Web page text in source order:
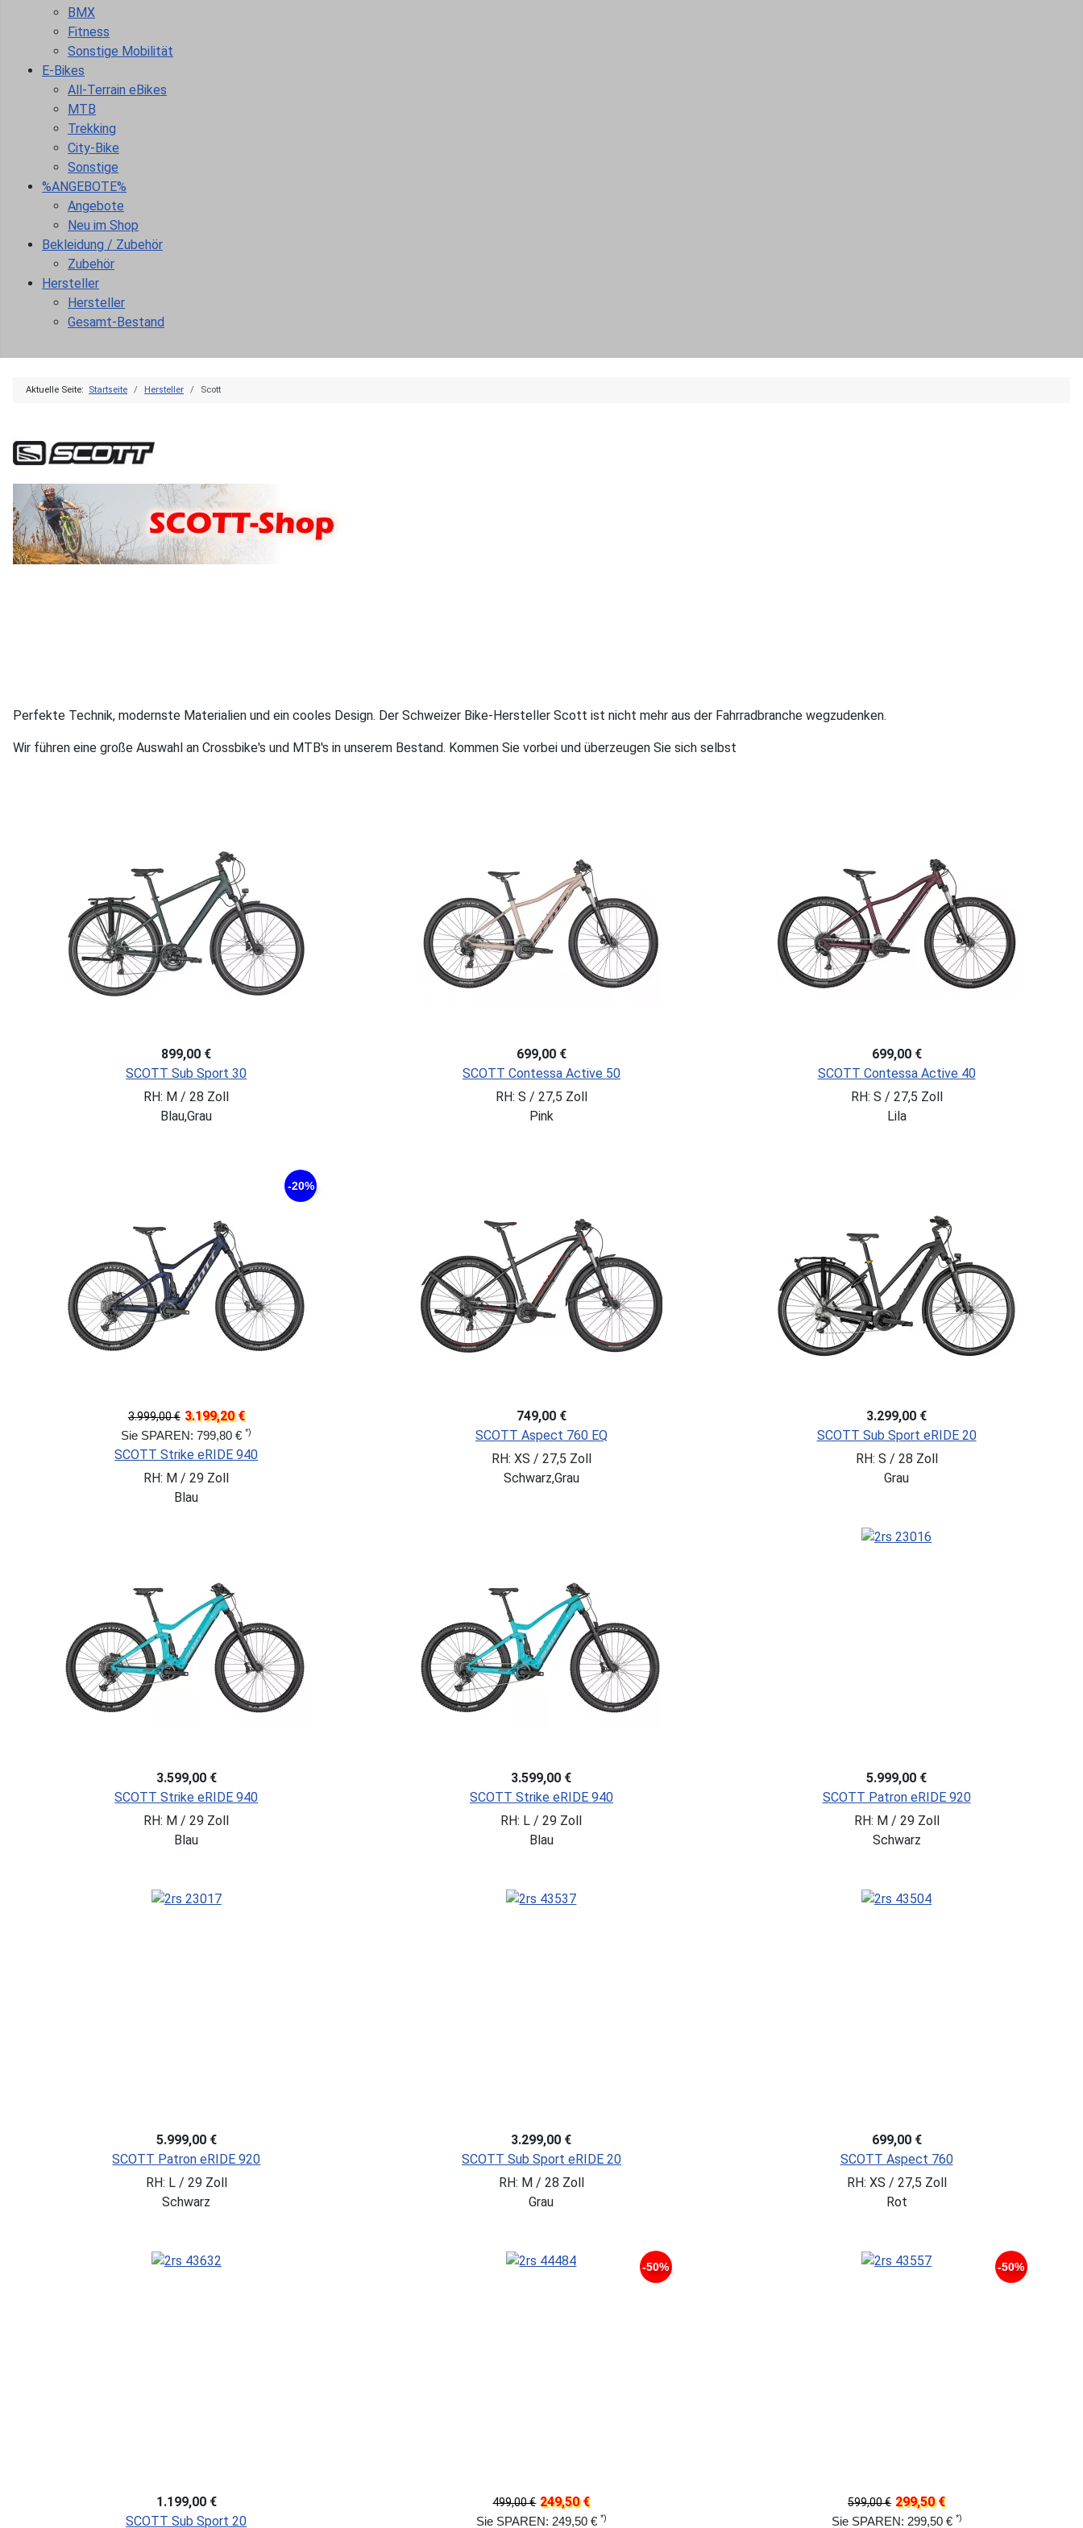
BMX
Fitness
Sonstige Mobilität
E-Bikes
All-Terrain eBikes
MTB
Trekking
City-Bike
Sonstige
%ANGEBOTE%
Angebote
Neu im Shop
Bekleidung / Zubehör
Zubehör
Hersteller
Hersteller
Gesamt-Bestand
Aktuelle Seite: Startseite Hersteller Scott
Perfekte Technik, modernste Materialien und ein cooles Design. Der Schweizer Bike-Hersteller Scott ist nicht mehr aus der Fahrradbranche wegzudenken.
Wir führen eine große Auswahl an Crossbike's und MTB's in unserem Bestand. Kommen Sie vorbei und überzeugen Sie sich selbst
899,00 €
SCOTT Sub Sport 30
RH: M / 28 Zoll
Blau,Grau
699,00 €
SCOTT Contessa Active 50
RH: S / 27,5 Zoll
Pink
699,00 €
SCOTT Contessa Active 40
RH: S / 27,5 Zoll
Lila
-20%
3.999,00 € 3.199,20 €
Sie SPAREN: 799,80 €*)
SCOTT Strike eRIDE 940
RH: M / 29 Zoll
Blau
749,00 €
SCOTT Aspect 760 EQ
RH: XS / 27,5 Zoll
Schwarz,Grau
3.299,00 €
SCOTT Sub Sport eRIDE 20
RH: S / 28 Zoll
Grau
3.599,00 €
SCOTT Strike eRIDE 940
RH: M / 29 Zoll
Blau
3.599,00 €
SCOTT Strike eRIDE 940
RH: L / 29 Zoll
Blau
5.999,00 €
SCOTT Patron eRIDE 920
RH: M / 29 Zoll
Schwarz
5.999,00 €
SCOTT Patron eRIDE 920
RH: L / 29 Zoll
Schwarz
3.299,00 €
SCOTT Sub Sport eRIDE 20
RH: M / 28 Zoll
Grau
699,00 €
SCOTT Aspect 760
RH: XS / 27,5 Zoll
Rot
1.199,00 €
SCOTT Sub Sport 20
-50%
499,00 € 249,50 €
Sie SPAREN: 249,50 € *)
-50%
599,00 € 299,50 €
Sie SPAREN: 299,50 € *)